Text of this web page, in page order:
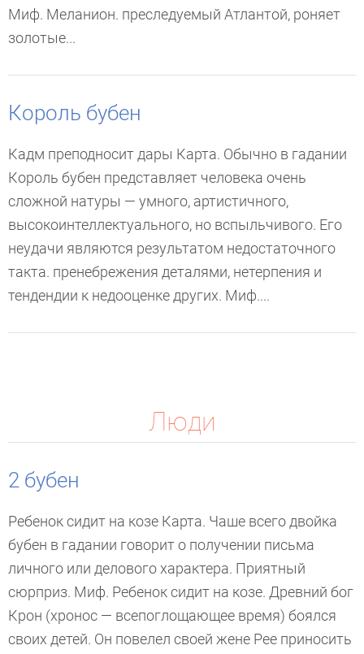
Миф. Меланион. преследуемый Атлантой, роняет
золотые...
Король бубен
Кадм преподносит дары Карта. Обычно в гадании
Король бубен представляет человека очень
сложной натуры — умного, артистичного,
высокоинтеллектуального, но вспыльчивого. Его
неудачи являются результатом недостаточного
такта. пренебрежения деталями, нетерпения и
тендендии к недооценке других. Миф....
Люди
2 бубен
Ребенок сидит на козе Карта. Чаше всего двойка
бубен в гадании говорит о получении письма
личного или делового характера. Приятный
сюрприз. Миф. Ребенок сидит на козе. Древний бог
Крон (хронос — всепоглощающее время) боялся
своих детей. Он повелел своей жене Рее приносить